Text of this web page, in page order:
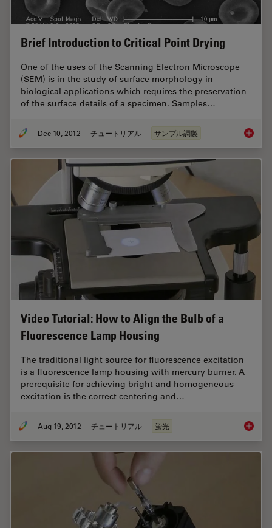
Brief Introduction to Critical Point Drying
One of the uses of the Scanning Electron Microscope
(SEM) is in the study of surface morphology in
biological applications which requires the preservation
of the surface details of a specimen. Samples…
Dec 10, 2012 チュートリアル サンプル調製 Brief
Video Tutorial: How to Align the Bulb of a
Fluorescence Lamp Housing
The traditional light source for fluorescence excitation
is a fluorescence lamp housing with mercury burner. A
prerequisite for achieving bright and homogeneous
excitation is the correct centering and…
Aug 19, 2012 チュートリアル 蛍光 Video